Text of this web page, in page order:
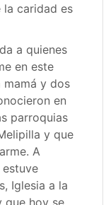
la caridad es
a quienes
en este
mamá y dos
en
parroquias
y que
A
estuve
Iglesia a la
que hoy se